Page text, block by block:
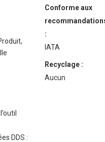
DDS :
Conforme aux
:
IATA
Recyclage :
Aucun